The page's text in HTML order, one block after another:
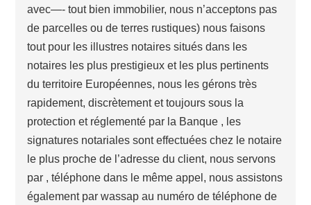
avec—- tout bien immobilier, nous n’acceptons pas
de parcelles ou de terres rustiques) nous faisons
tout pour les illustres notaires situés dans les
notaires les plus prestigieux et les plus pertinents
du territoire Européennes, nous les gérons très
rapidement, discrètement et toujours sous la
protection et réglementé par la Banque , les
signatures notariales sont effectuées chez le notaire
le plus proche de l’adresse du client, nous servons
par , téléphone dans le même appel, nous assistons
également par wassap au numéro de téléphone de